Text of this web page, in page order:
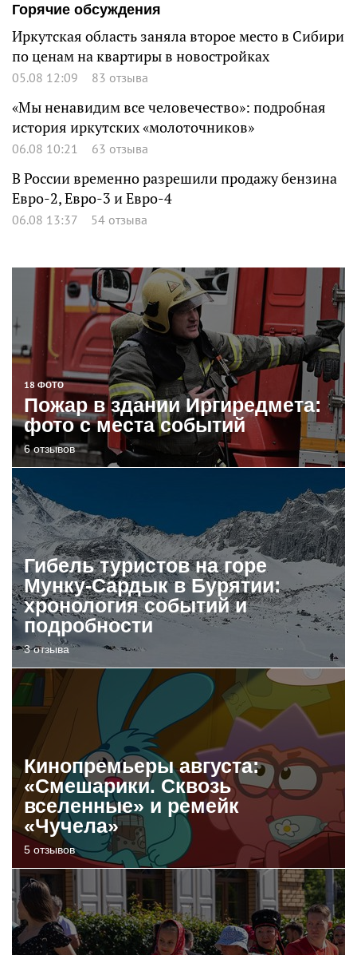
Горячие обсуждения
Иркутская область заняла второе место в Сибири
по ценам на квартиры в новостройках
05.08 12:09 83 отзыва
«Мы ненавидим все человечество»: подробная
история иркутских «молоточников»
06.08 10:21 63 отзыва
В России временно разрешили продажу бензина
Евро-2, Евро-3 и Евро-4
06.08 13:37 54 отзыва
18 ФОТО
Пожар в здании Иргиредмета:
фото с места событий
6 отзывов
Гибель туристов на горе
Мунку-Сардык в Бурятии:
хронология событий и
подробности
3 отзыва
Кинопремьеры августа:
«Смешарики. Сквозь
вселенные» и ремейк
«Чучела»
5 отзывов